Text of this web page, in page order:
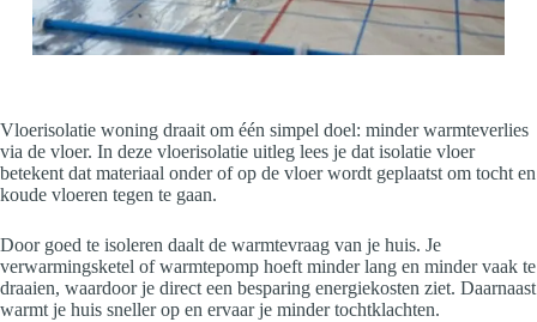
Vloerisolatie woning draait om één simpel doel: minder warmteverlies
via de vloer. In deze vloerisolatie uitleg lees je dat isolatie vloer
betekent dat materiaal onder of op de vloer wordt geplaatst om tocht en
koude vloeren tegen te gaan.
Door goed te isoleren daalt de warmtevraag van je huis. Je
verwarmingsketel of warmtepomp hoeft minder lang en minder vaak te
draaien, waardoor je direct een besparing energiekosten ziet. Daarnaast
warmt je huis sneller op en ervaar je minder tochtklachten.